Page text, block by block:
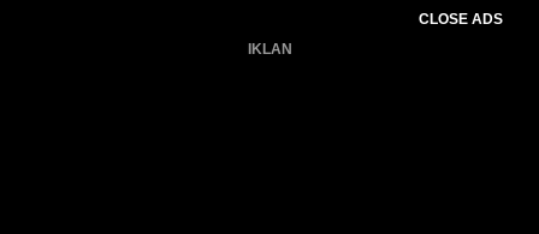
CLOSE ADS
IKLAN